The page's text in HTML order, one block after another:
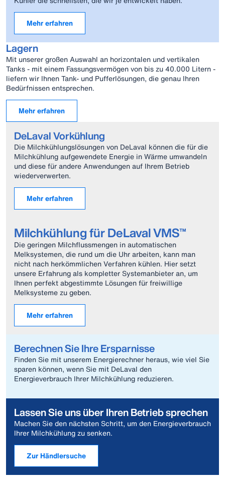
Mehr erfahren
Lagern
Mit unserer großen Auswahl an horizontalen und vertikalen
Tanks - mit einem Fassungsvermögen von bis zu 40.000 Litern -
liefern wir Ihnen Tank- und Pufferlösungen, die genau Ihren
Bedürfnissen entsprechen.
Mehr erfahren
DeLaval Vorkühlung
Die Milchkühlungslösungen von DeLaval können die für die
Milchkühlung aufgewendete Energie in Wärme umwandeln
und diese für andere Anwendungen auf Ihrem Betrieb
wiederverwerten.
Mehr erfahren
Milchkühlung für DeLaval VMS™
Die geringen Milchflussmengen in automatischen
Melksystemen, die rund um die Uhr arbeiten, kann man
nicht nach herkömmlichen Verfahren kühlen. Hier setzt
unsere Erfahrung als kompletter Systemanbieter an, um
Ihnen perfekt abgestimmte Lösungen für freiwillige
Melksysteme zu geben.
Mehr erfahren
Berechnen Sie Ihre Ersparnisse
Finden Sie mit unserem Energierechner heraus, wie viel Sie
sparen können, wenn Sie mit DeLaval den
Energieverbrauch Ihrer Milchkühlung reduzieren.
Lassen Sie uns über Ihren Betrieb sprechen
Machen Sie den nächsten Schritt, um den Energieverbrauch
Ihrer Milchkühlung zu senken.
Zur Händlersuche